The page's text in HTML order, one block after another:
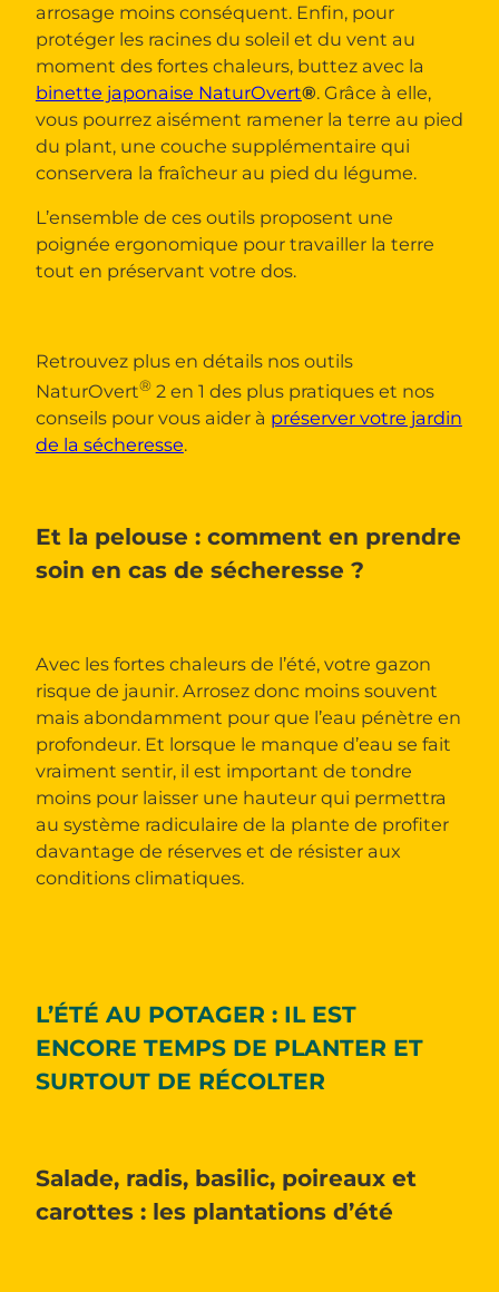
arrosage moins conséquent. Enfin, pour
protéger les racines du soleil et du vent au
moment des fortes chaleurs, buttez avec la
binette japonaise NaturOvert®. Grâce à elle,
vous pourrez aisément ramener la terre au pied
du plant, une couche supplémentaire qui
conservera la fraîcheur au pied du légume.
L’ensemble de ces outils proposent une
poignée ergonomique pour travailler la terre
tout en préservant votre dos.
Retrouvez plus en détails nos outils
NaturOvert®2 en 1 des plus pratiques et nos
conseils pour vous aider à préserver votre jardin
de la sécheresse.
Et la pelouse : comment en prendre
soin en cas de sécheresse ?
Avec les fortes chaleurs de l’été, votre gazon
risque de jaunir. Arrosez donc moins souvent
mais abondamment pour que l’eau pénètre en
profondeur. Et lorsque le manque d’eau se fait
vraiment sentir, il est important de tondre
moins pour laisser une hauteur qui permettra
au système radiculaire de la plante de profiter
davantage de réserves et de résister aux
conditions climatiques.
L’ÉTÉ AU POTAGER : IL EST
ENCORE TEMPS DE PLANTER ET
SURTOUT DE RÉCOLTER
Salade, radis, basilic, poireaux et
carottes : les plantations d’été